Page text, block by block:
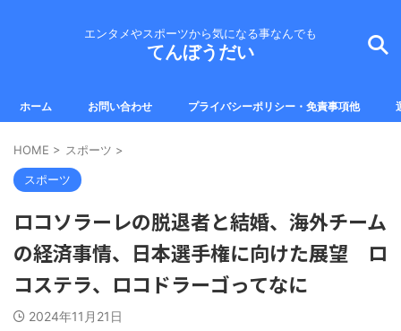
エンタメやスポーツから気になる事なんでも
てんぼうだい
ホーム お問い合わせ プライバシーポリシー・免責事項他
HOME > スポーツ >
スポーツ
ロコソラーレの脱退者と結婚、海外チーム
の経済事情、日本選手権に向けた展望 ロ
コステラ、ロコドラーゴってなに
2024年11月21日